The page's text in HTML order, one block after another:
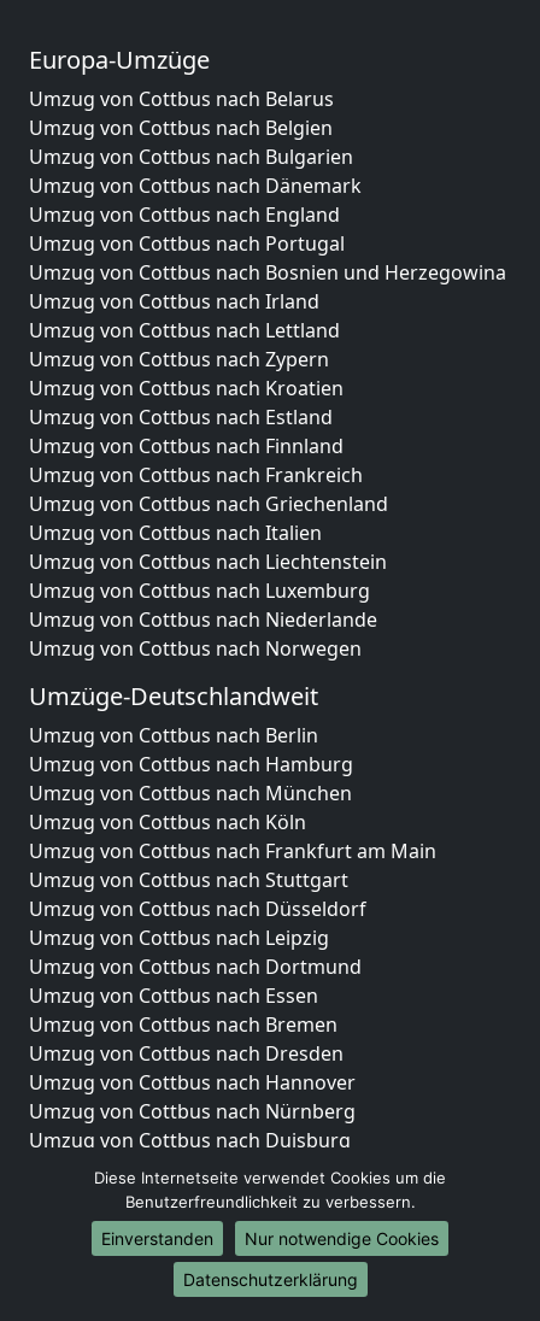
Europa-Umzüge
Umzug von Cottbus nach Belarus
Umzug von Cottbus nach Belgien
Umzug von Cottbus nach Bulgarien
Umzug von Cottbus nach Dänemark
Umzug von Cottbus nach England
Umzug von Cottbus nach Portugal
Umzug von Cottbus nach Bosnien und Herzegowina
Umzug von Cottbus nach Irland
Umzug von Cottbus nach Lettland
Umzug von Cottbus nach Zypern
Umzug von Cottbus nach Kroatien
Umzug von Cottbus nach Estland
Umzug von Cottbus nach Finnland
Umzug von Cottbus nach Frankreich
Umzug von Cottbus nach Griechenland
Umzug von Cottbus nach Italien
Umzug von Cottbus nach Liechtenstein
Umzug von Cottbus nach Luxemburg
Umzug von Cottbus nach Niederlande
Umzug von Cottbus nach Norwegen
Umzüge-Deutschlandweit
Umzug von Cottbus nach Berlin
Umzug von Cottbus nach Hamburg
Umzug von Cottbus nach München
Umzug von Cottbus nach Köln
Umzug von Cottbus nach Frankfurt am Main
Umzug von Cottbus nach Stuttgart
Umzug von Cottbus nach Düsseldorf
Umzug von Cottbus nach Leipzig
Umzug von Cottbus nach Dortmund
Umzug von Cottbus nach Essen
Umzug von Cottbus nach Bremen
Umzug von Cottbus nach Dresden
Umzug von Cottbus nach Hannover
Umzug von Cottbus nach Nürnberg
Umzug von Cottbus nach Duisburg
Umzug von Cottbus nach Bochum
Umzug von Cottbus nach Wuppertal
Umzug von Cottbus nach Bielefeld
Umzug von Cottbus nach Bonn
Umzug von Cottbus nach Münster
Diese Internetseite verwendet Cookies um die
Benutzerfreundlichkeit zu verbessern.
Einverstanden
Nur notwendige Cookies
Datenschutzerklärung